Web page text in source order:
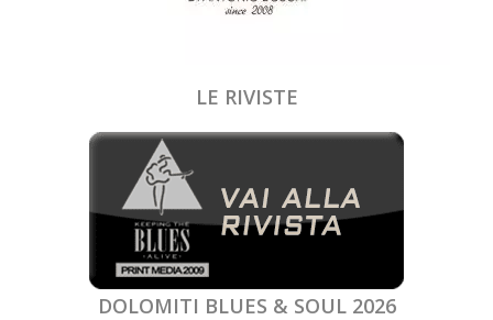
LE RIVISTE
DOLOMITI BLUES & SOUL 2026